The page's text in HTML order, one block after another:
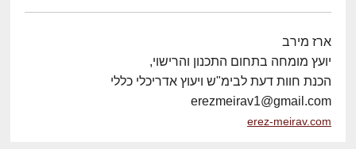
ארז מירב
יועץ מומחה בתחום התכנון והרישוי,
הכנת חוות דעת לבימ"ש ויעוץ אדריכלי כללי
erezmeirav1@gmail.com
erez-meirav.com